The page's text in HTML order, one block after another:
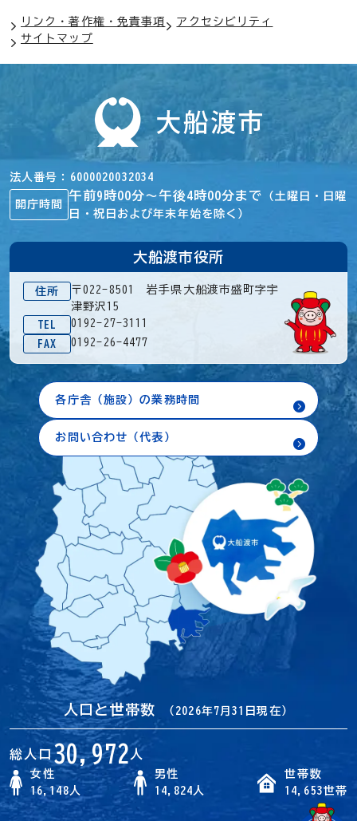
リンク・著作権・免責事項
アクセシビリティ
サイトマップ
法人番号 6000020032034
開庁時間
午前9時00分～午後4時00分まで
（土曜日・日曜
日・祝日および年末年始を除く）
大船渡市役所
住所
〒022-8501 岩手県大船渡市盛町字宇
津野沢15
TEL
0192-27-3111
FAX
0192-26-4477
各庁舎（施設）の業務時間
お問い合わせ（代表）
人口と世帯数 （2026年7月31日現在）
総人口30,972人
女性
16,148人
男性
14,824人
世帯数
14,653世帯